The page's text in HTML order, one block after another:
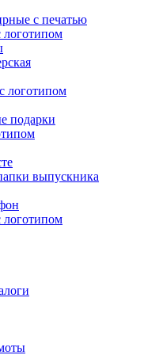
с печатью
логотипом
логотипом
подарки
выпускника
логотипом